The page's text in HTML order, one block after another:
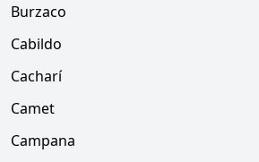
Burzaco
Cabildo
Cacharí
Camet
Campana